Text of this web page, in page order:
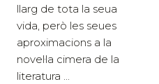
llarg de tota la seua
vida, però les seues
aproximacions a la
novel·la cimera de la
literatura ...